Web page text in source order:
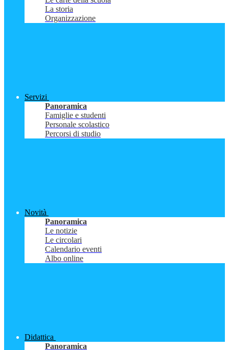
La storia
Organizzazione
Servizi
Panoramica
Famiglie e studenti
Personale scolastico
Percorsi di studio
Novità
Panoramica
Le notizie
Le circolari
Calendario eventi
Albo online
Didattica
Panoramica